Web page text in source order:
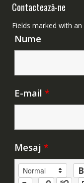
Contactează-ne
Fields marked with an
Nume
E-mail *
Mesaj *